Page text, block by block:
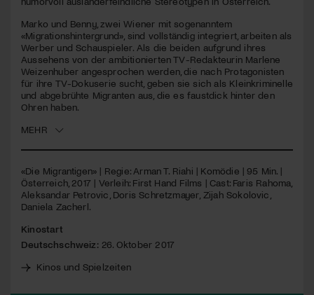
Marko und Benny, zwei Wiener mit sogenanntem
«Migrationshintergrund», sind vollständig integriert, arbeiten als
Werber und Schauspieler. Als die beiden aufgrund ihres
Aussehens von der ambitionierten TV-Redakteurin Marlene
Weizenhuber angesprochen werden, die nach Protagonisten
für ihre TV-Dokuserie sucht, geben sie sich als Kleinkriminelle
und abgebrühte Migranten aus, die es faustdick hinter den
Ohren haben.
MEHR
«Die Migrantigen» | Regie: Arman T. Riahi | Komödie | 95 Min. |
Österreich, 2017 | Verleih: First Hand Films | Cast: Faris Rahoma,
Aleksandar Petrovic, Doris Schretzmayer, Zijah Sokolovic,
Daniela Zacherl.
Kinostart
Deutschschweiz: 26. Oktober 2017
Kinos und Spielzeiten
Jetzt Mitglied werden